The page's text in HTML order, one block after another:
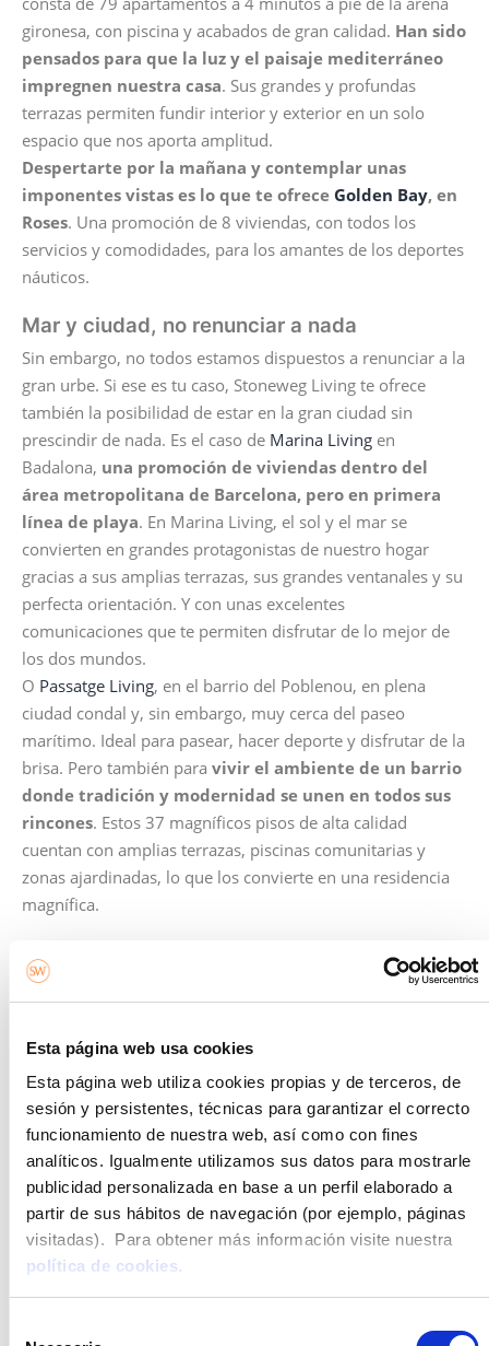
Esta página web usa cookies
Esta página web utiliza cookies propias y de terceros, de
sesión y persistentes, técnicas para garantizar el correcto
funcionamiento de nuestra web, así como con fines
analíticos. Igualmente utilizamos sus datos para mostrarle
publicidad personalizada en base a un perfil elaborado a
partir de sus hábitos de navegación (por ejemplo, páginas
visitadas). Para obtener más información visite nuestra
política de cookies.
gironesa, con piscina y acabados de gran calidad. Han sido
pensados para que la luz y el paisaje mediterráneo
impregnen nuestra casa. Sus grandes y profundas
terrazas permiten fundir interior y exterior en un solo
espacio que nos aporta amplitud.
Despertarte por la mañana y contemplar unas
imponentes vistas es lo que te ofrece Golden Bay, en
Roses. Una promoción de 8 viviendas, con todos los
servicios y comodidades, para los amantes de los deportes
náuticos.
Mar y ciudad, no renunciar a nada
Sin embargo, no todos estamos dispuestos a renunciar a la
gran urbe. Si ese es tu caso, Stoneweg Living te ofrece
también la posibilidad de estar en la gran ciudad sin
prescindir de nada. Es el caso de Marina Living en
Badalona, una promoción de viviendas dentro del
área metropolitana de Barcelona, pero en primera
línea de playa. En Marina Living, el sol y el mar se
convierten en grandes protagonistas de nuestro hogar
gracias a sus amplias terrazas, sus grandes ventanales y su
perfecta orientación. Y con unas excelentes
comunicaciones que te permiten disfrutar de lo mejor de
los dos mundos.
O Passatge Living, en el barrio del Poblenou, en plena
ciudad condal y, sin embargo, muy cerca del paseo
marítimo. Ideal para pasear, hacer deporte y disfrutar de la
brisa. Pero también para vivir el ambiente de un barrio
donde tradición y modernidad se unen en todos sus
rincones. Estos 37 magníficos pisos de alta calidad
cuentan con amplias terrazas, piscinas comunitarias y
zonas ajardinadas, lo que los convierte en una residencia
magnífica.
Razones para vivir en la costa
Si bien
las viviendas cerca de la playa son un reclamo
atracción . Si aún no te has convencido, podemos darte 8
características como un lugar donde residir habitualmente
o pasar largas temporadas.
Dicen que el sentido del olfato es
uno de los que más recuerdos nos aporta y el olor
a mar, siempre nos evoca buenos momentos. En
este caso, tiene su explicación científica. La brisa
marina contiene iones de hidrógeno de carga
a relajarnos. Esto se traduce en
una reducción de